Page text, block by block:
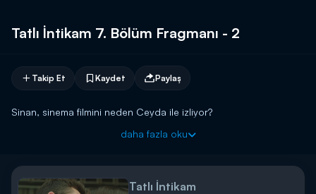
Tatlı İntikam 7. Bölüm Fragmanı - 2
Takip Et Kaydet Paylaş
Sinan, sinema filmini neden Ceyda ile izliyor?
daha fazla oku
Tatlı İntikam